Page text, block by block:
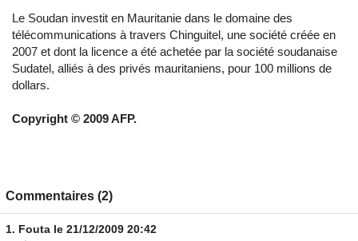
Le Soudan investit en Mauritanie dans le domaine des
télécommunications à travers Chinguitel, une société créée en
2007 et dont la licence a été achetée par la société soudanaise
Sudatel, alliés à des privés mauritaniens, pour 100 millions de
dollars.
Copyright © 2009 AFP.
Commentaires (2)
1. Fouta le 21/12/2009 20:42